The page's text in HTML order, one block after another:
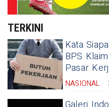
TERKINI
Kata
BPS
Pasar
NASIONAL